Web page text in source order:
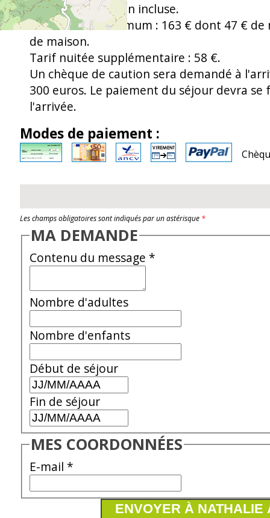
Taxe de séjour non incluse.
Tarif 2 nuits minimum : 163 € dont 47 €
de maison.
Tarif nuitée supplémentaire : 58 €.
Un chèque de caution sera demandé à
300 euros. Le paiement du séjour devra
l'arrivée.
Modes de paiement :
Les champs obligatoires sont indiqués par un astérisque *
MA DEMANDE
Contenu du message *
Nombre d'adultes
Nombre d'enfants
Début de séjour
Fin de séjour
MES COORDONNÉES
E-mail *